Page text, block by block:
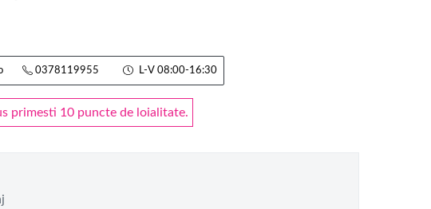
0378119955 L-V 08:00-16:30
primesti 10 puncte de loialitate.